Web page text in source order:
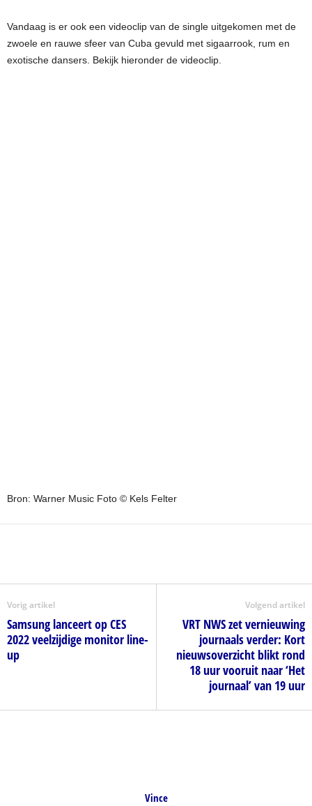
Vandaag is er ook een videoclip van de single uitgekomen met de
zwoele en rauwe sfeer van Cuba gevuld met sigaarrook, rum en
exotische dansers. Bekijk hieronder de videoclip.
Bron: Warner Music Foto © Kels Felter
Vorig artikel
Samsung lanceert op CES
2022 veelzijdige monitor line-
up
Volgend artikel
VRT NWS zet vernieuwing
journaals verder: Kort
nieuwsoverzicht blikt rond
18 uur vooruit naar ‘Het
journaal’ van 19 uur
Vince